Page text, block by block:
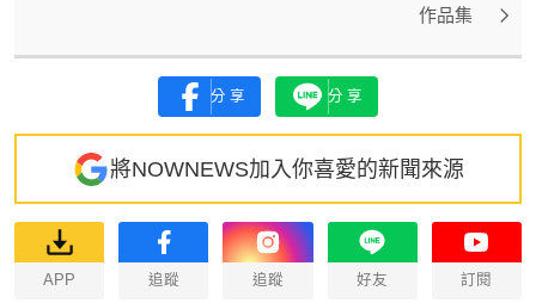
作品集
分享 分享
將NOWNEWS加入你喜愛的新聞來源
APP 追蹤 追蹤 好友 訂閱